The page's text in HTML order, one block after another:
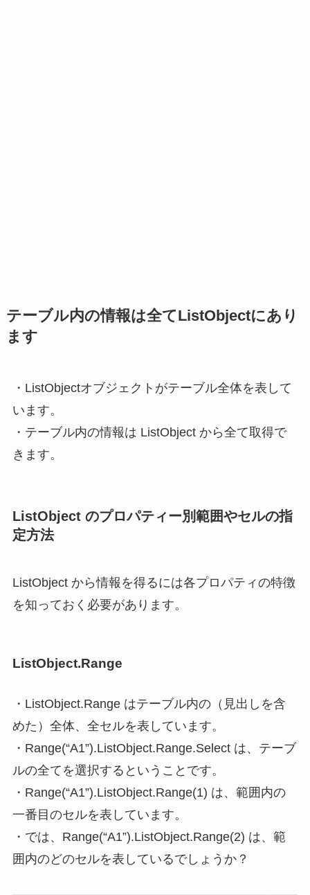
テーブル内の情報は全てListObjectにあり
ます
・ListObjectオブジェクトがテーブル全体を表して
います。
・テーブル内の情報は ListObject から全て取得で
きます。
ListObject のプロパティー別範囲やセルの指
定方法
ListObject から情報を得るには各プロパティの特徴
を知っておく必要があります。
ListObject.Range
・ ListObject.Range はテーブル内の（見出しを含
めた）全体、全セルを表しています。
・Range(“A1”).ListObject.Range.Select は、テーブ
ルの全てを選択するということです。
・Range(“A1”).ListObject.Range(1) は、範囲内の
一番目のセルを表しています。
・では、Range(“A1”).ListObject.Range(2) は、範
囲内のどのセルを表しているでしょうか？